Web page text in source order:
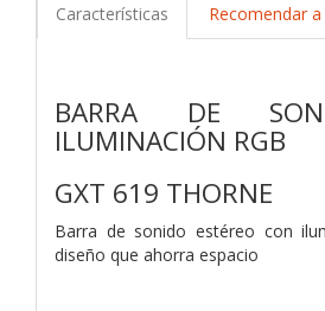
Características Recomendar
BARRA DE
ILUMINACIÓN RGB
GXT 619 THORNE
Barra de sonido estéreo con
diseño que ahorra espacio